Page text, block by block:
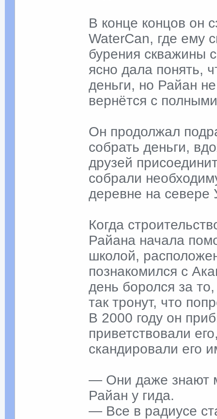
В конце концов он
WaterCan, где ему
бурения скважины
ясно дала понять,
деньги, но Райан
вернётся с
Он продолжал
собрать деньги,
друзей
собрали
деревне на севере
Когда
Райана начала
школой,
познакомился с
день боролся за
так тронут, что
В 2000 году он
приветствовали
скандировали его
— Они даже знают
Райан у гида.
— Все в радиусе